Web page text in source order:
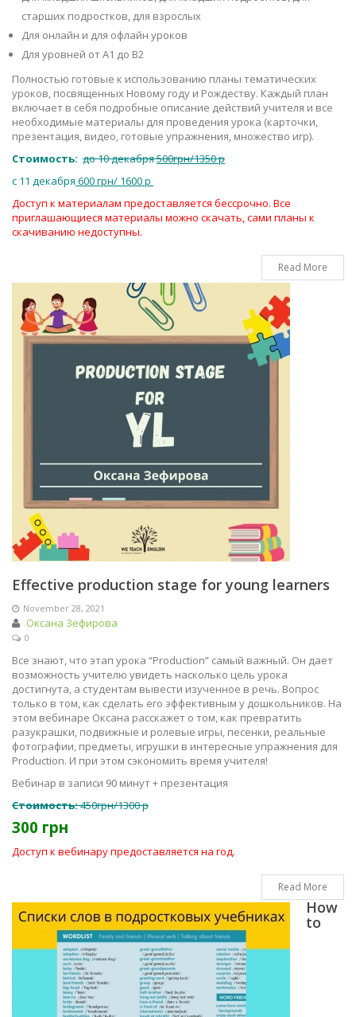
старших подростков, для взрослых
Для онлайн и для офлайн уроков
Для уровней от A1 до B2
Полностью готовые к использованию планы тематических
уроков, посвященных Новому году и Рождеству. Каждый план
включает в себя подробные описание действий учителя и все
необходимые материалы для проведения урока (карточки,
презентация, видео, готовые упражнения, множество игр).
Стоимость: до 10 декабря500грн/1350 р
c 11 декабря 600 грн/ 1600 р
Доступ к материалам предоставляется бессрочно. Все
приглашающиеся материалы можно скачать, сами планы к
скачиванию недоступны.
Read More
Effective production stage for young learners
November 28, 2021
Оксана Зефирова
0
Все знают, что этап урока “Production” самый важный. Он дает
возможность учителю увидеть насколько цель урока
достигнута, а студентам вывести изученное в речь. Вопрос
только в том, как сделать его эффективным у дошкольников. На
этом вебинаре Оксана расскажет о том, как превратить
разукрашки, подвижные и ролевые игры, песенки, реальные
фотографии, предметы, игрушки в интересные упражнения для
Production. И при этом сэкономить время учителя!
Вебинар в записи 90 минут + презентация
Стоимость:450грн/1300 р
300 грн
Доступ к вебинару предоставляется на год.
Read More
How
to